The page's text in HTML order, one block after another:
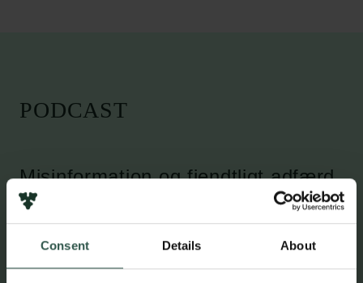
Consent Details About
PODCAST
Misinformation og fjendtligt adfærd
på de sociale medier